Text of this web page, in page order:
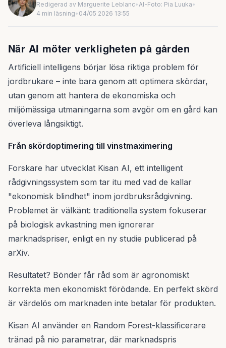
Redigerad av Marguerite Leblanc•AI-Foto: Pia Luuka•
4 min läsning• 04/05 2026 13:55
När AI möter verkligheten på gården
Artificiell intelligens börjar lösa riktiga problem för
jordbrukare – inte bara genom att optimera skördar,
utan genom att hantera de ekonomiska och
miljömässiga utmaningarna som avgör om en gård kan
överleva långsiktigt.
Från skördoptimering till vinstmaximering
Forskare har utvecklat Kisan AI, ett intelligent
rådgivningssystem som tar itu med vad de kallar
"ekonomisk blindhet" inom jordbruksrådgivning.
Problemet är välkänt: traditionella system fokuserar
på biologisk avkastning men ignorerar
marknadspriser, enligt en ny studie publicerad på
arXiv.
Resultatet? Bönder får råd som är agronomiskt
korrekta men ekonomiskt förödande. En perfekt skörd
är värdelös om marknaden inte betalar för produkten.
Kisan AI använder en Random Forest-klassificerare
tränad på nio parametrar, där marknadspris